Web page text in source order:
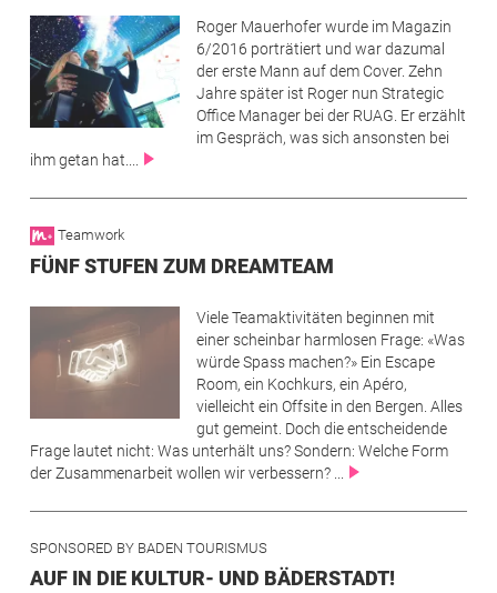
Image
Roger Mauerhofer wurde im Magazin
6/2016 porträtiert und war dazumal
der erste Mann auf dem Cover. Zehn
Jahre später ist Roger nun Strategic
Office Manager bei der RUAG. Er erzählt
im Gespräch, was sich ansonsten bei
ihm getan hat....
Teamwork
FÜNF STUFEN ZUM DREAMTEAM
Viele Teamaktivitäten beginnen mit
einer scheinbar harmlosen Frage: «Was
würde Spass machen?» Ein Escape
Room, ein Kochkurs, ein Apéro,
vielleicht ein Offsite in den Bergen. Alles
gut gemeint. Doch die entscheidende
Frage lautet nicht: Was unterhält uns? Sondern: Welche Form
der Zusammenarbeit wollen wir verbessern? ...
SPONSORED BY BADEN TOURISMUS
AUF IN DIE KULTUR- UND BÄDERSTADT!